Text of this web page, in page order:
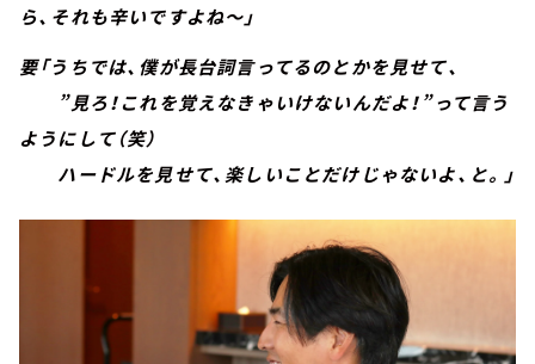
ら、それも辛いですよね～」
要「うちでは、僕が長台詞言ってるのとかを見せて、
”見ろ！これを覚えなきゃいけないんだよ！”って言う
ようにして（笑）
ハードルを見せて、楽しいことだけじゃないよ、と。」